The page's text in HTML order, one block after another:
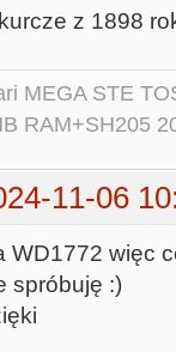
z 1898
MEGA STE
RAM+SH205
11-06
WD1772 więc
spróbuję :)